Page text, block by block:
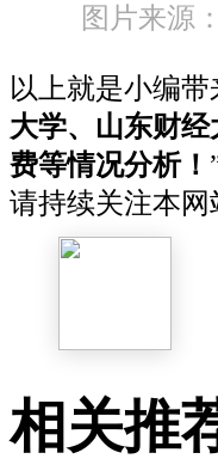
图片来源
以上就是小编带
大学、山东财
费等情况分析！
请持续关注本网
相关推